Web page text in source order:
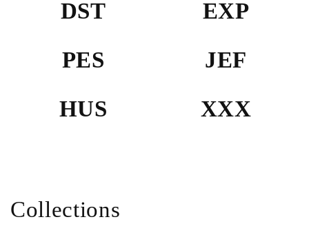
DST
EXP
PES
JEF
HUS
XXX
Collections